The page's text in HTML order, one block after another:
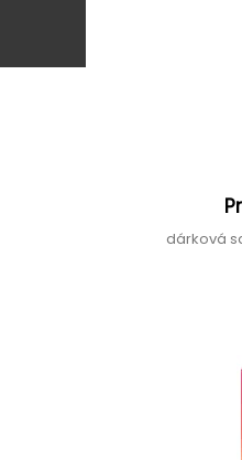
dárková